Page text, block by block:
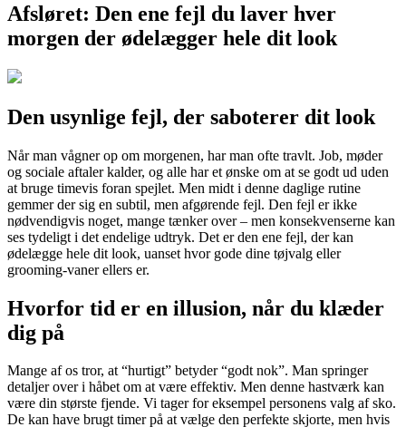
Afsløret: Den ene fejl du laver hver
morgen der ødelægger hele dit look
Den usynlige fejl, der saboterer dit look
Når man vågner op om morgenen, har man ofte travlt. Job, møder
og sociale aftaler kalder, og alle har et ønske om at se godt ud uden
at bruge timevis foran spejlet. Men midt i denne daglige rutine
gemmer der sig en subtil, men afgørende fejl. Den fejl er ikke
nødvendigvis noget, mange tænker over – men konsekvenserne kan
ses tydeligt i det endelige udtryk. Det er den ene fejl, der kan
ødelægge hele dit look, uanset hvor gode dine tøjvalg eller
grooming-vaner ellers er.
Hvorfor tid er en illusion, når du klæder
dig på
Mange af os tror, at “hurtigt” betyder “godt nok”. Man springer
detaljer over i håbet om at være effektiv. Men denne hastværk kan
være din største fjende. Vi tager for eksempel personens valg af sko.
De kan have brugt timer på at vælge den perfekte skjorte, men hvis